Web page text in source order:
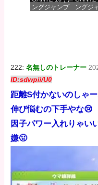
ングジャンプ
ングジ
222:名無しのトレーナー
ID:sdwpii/U0
距離S付かないのしゃ
伸び悩むの下手やな😢
因子パワー入れりゃい
嫌🤢